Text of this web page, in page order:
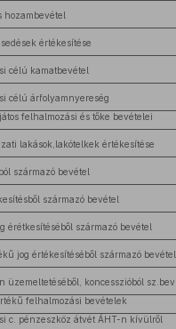
hozambevétel
értékesítése
célú kamatbevétel
célú árfolyamnyereség
felhalmozási és tőke bevételei
lakások,lakótelkek értékesítése
származó bevétel
származó bevétel
érétkesítéséből származó bevétel
jog értékesítéséből származó bevétel
üzemeltetéséből, koncesszióból sz.bev.
felhalmozási bevételek
c. pénzeszköz átvét ÁHT-n kívülről